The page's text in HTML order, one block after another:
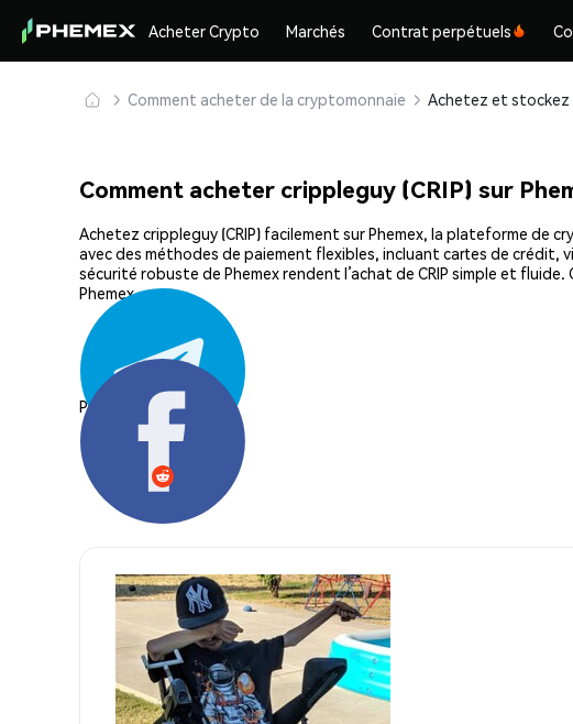
Acheter Crypto Marchés Contrat perpétuels
Comment acheter de la cryptomonnaie
Comment acheter crippleguy (CRIP) sur
Achetez crippleguy (CRIP) facilement sur Phemex, la plateforme de
avec des méthodes de paiement flexibles, incluant cartes de crédit,
sécurité robuste de Phemex rendent l’achat de CRIP simple et
Phemex.
Partager: